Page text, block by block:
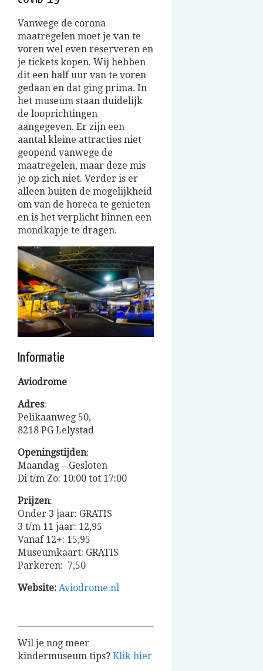
Vanwege de corona
maatregelen moet je van te
voren wel even reserveren en
je tickets kopen. Wij hebben
dit een half uur van te voren
gedaan en dat ging prima. In
het museum staan duidelijk
de looprichtingen
aangegeven. Er zijn een
aantal kleine attracties niet
geopend vanwege de
maatregelen, maar deze mis
je op zich niet. Verder is er
alleen buiten de mogelijkheid
om van de horeca te genieten
en is het verplicht binnen een
mondkapje te dragen.
Informatie
Aviodrome
Adres:
Pelikaanweg 50,
8218 PG Lelystad
Openingstijden:
Maandag – Gesloten
Di t/m Zo: 10:00 tot 17:00
Prijzen:
Onder 3 jaar: GRATIS
3 t/m 11 jaar: 12,95
Vanaf 12+: 15,95
Museumkaart: GRATIS
Parkeren: 7,50
Website: Aviodrome.nl
Wil je nog meer
kindermuseum tips? Klik hier